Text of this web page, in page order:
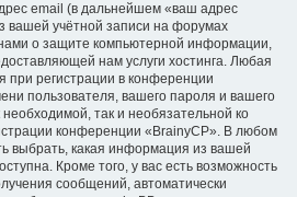
email (в дальнейшем «ваш адрес
учётной записи на форумах
о защите компьютерной информации,
нам услуги хостинга. Любая
регистрации в конференции
пользователя, вашего пароля и вашего
так и необязательной ко
конференции «BrainyCP». В любом
выбрать, какая информация из вашей
Кроме того, у вас есть возможность
сообщений, автоматически